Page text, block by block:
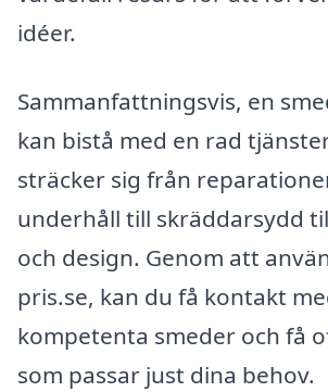
idéer.
Sammanfattningsvis, en
kan bistå med en rad
sträcker sig från
underhåll till skräddarsydd
och design. Genom att
pris.se, kan du få kontakt
kompetenta smeder och få
som passar just dina behov.